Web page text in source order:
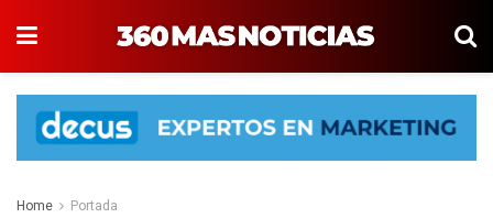
Home Portada